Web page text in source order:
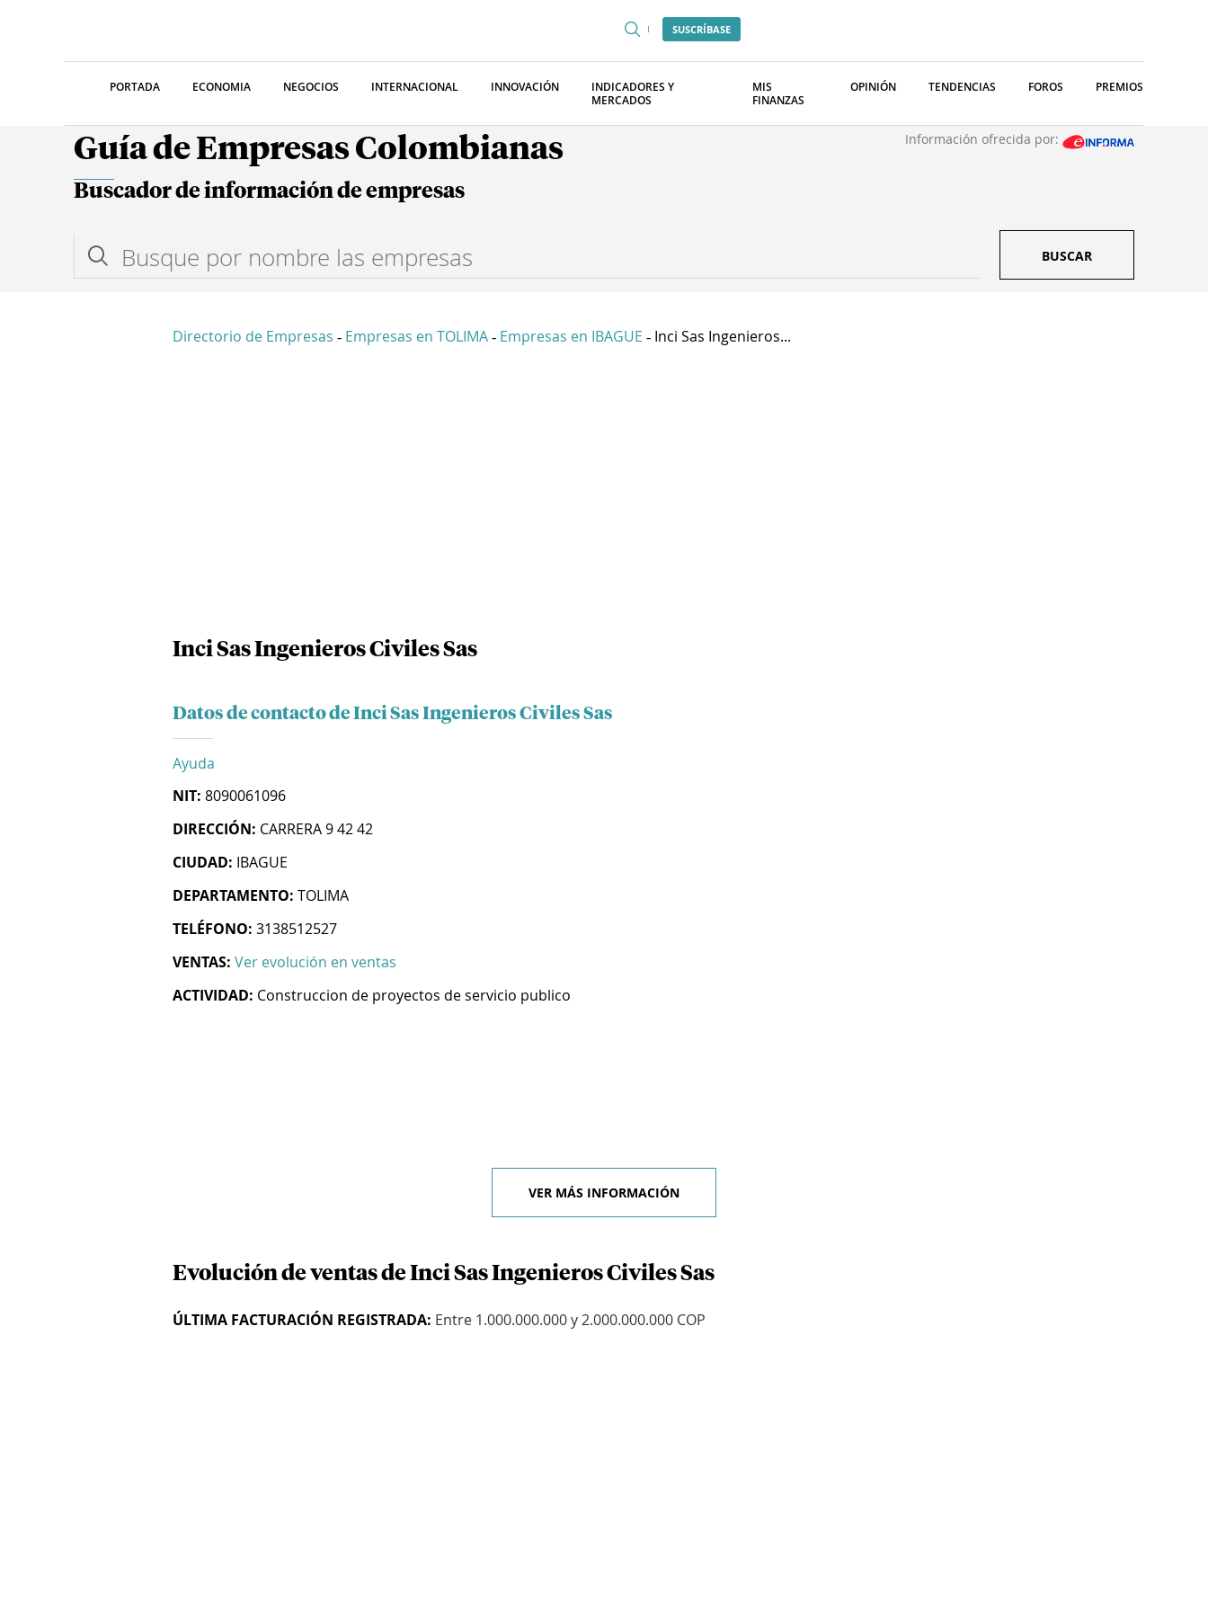
SUSCRÍBASE
PORTADA ECONOMIA NEGOCIOS INTERNACIONAL INNOVACIÓN
INDICADORES Y
MERCADOS
MIS
FINANZAS
OPINIÓN TENDENCIAS FOROS PREMIOS
Guía de Empresas Colombianas Información ofrecida por:
Buscador de información de empresas
BUSCAR
Directorio de Empresas - Empresas en TOLIMA - Empresas en IBAGUE - Inci Sas Ingenieros...
Inci Sas Ingenieros Civiles Sas
Datos de contacto de Inci Sas Ingenieros Civiles Sas
Ayuda
NIT: 8090061096
DIRECCIÓN: CARRERA 9 42 42
CIUDAD: IBAGUE
DEPARTAMENTO: TOLIMA
TELÉFONO: 3138512527
VENTAS: Ver evolución en ventas
ACTIVIDAD: Construccion de proyectos de servicio publico
VER MÁS INFORMACIÓN
Evolución de ventas de Inci Sas Ingenieros Civiles Sas
ÚLTIMA FACTURACIÓN REGISTRADA: Entre 1.000.000.000 y 2.000.000.000 COP